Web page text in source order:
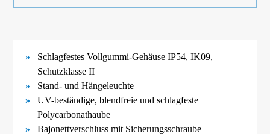
Schlagfestes Vollgummi-Gehäuse IP54, IK09,
Schutzklasse II
Stand- und Hängeleuchte
UV-beständige, blendfreie und schlagfeste
Polycarbonathaube
Bajonettverschluss mit Sicherungsschraube